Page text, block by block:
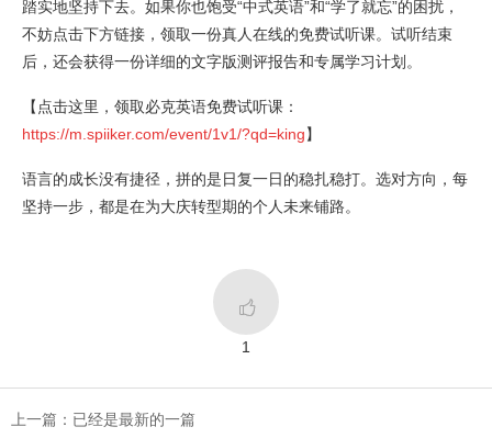
踏实地坚持下去。如果你也饱受“中式英语”和“学了就忘”的困扰，
不妨点击下方链接，领取一份真人在线的免费试听课。试听结束
后，还会获得一份详细的文字版测评报告和专属学习计划。
【点击这里，领取必克英语免费试听课：
https://m.spiiker.com/event/1v1/?qd=king】
语言的成长没有捷径，拼的是日复一日的稳扎稳打。选对方向，每
坚持一步，都是在为大庆转型期的个人未来铺路。

1
上一篇：已经是最新的一篇